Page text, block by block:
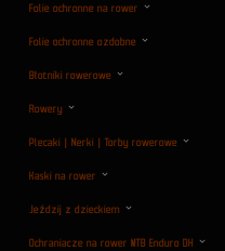
Folie ochronne na rower
Folie ochronne ozdobne
Błotniki rowerowe
Rowery
Plecaki | Nerki | Torby rowerowe
Kaski na rower
Jeździj z dzieckiem
Ochraniacze na rower MTB Enduro DH